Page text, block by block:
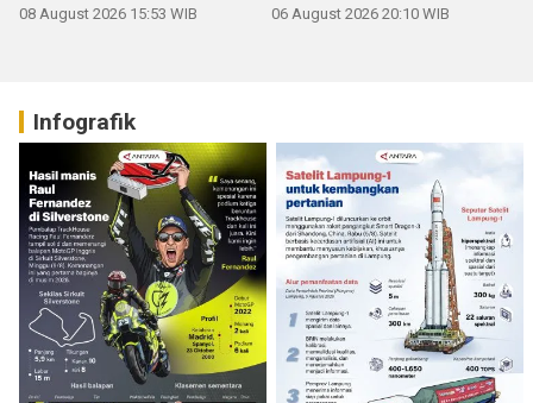
08 August 2026 15:53 WIB 06 August 2026 20:10 WIB
Infografik